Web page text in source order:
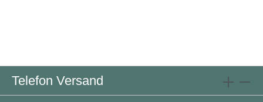
Telefon Versand